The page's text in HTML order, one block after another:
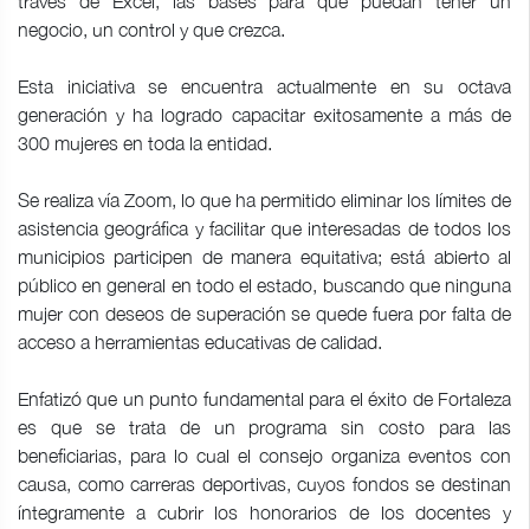
negocio, un control y que crezca.
Esta iniciativa se encuentra actualmente en su octava
generación y ha logrado capacitar exitosamente a más de
300 mujeres en toda la entidad.
Se realiza vía Zoom, lo que ha permitido eliminar los límites de
asistencia geográfica y facilitar que interesadas de todos los
municipios participen de manera equitativa; está abierto al
público en general en todo el estado, buscando que ninguna
mujer con deseos de superación se quede fuera por falta de
acceso a herramientas educativas de calidad.
Enfatizó que un punto fundamental para el éxito de Fortaleza
es que se trata de un programa sin costo para las
beneficiarias, para lo cual el consejo organiza eventos con
causa, como carreras deportivas, cuyos fondos se destinan
íntegramente a cubrir los honorarios de los docentes y